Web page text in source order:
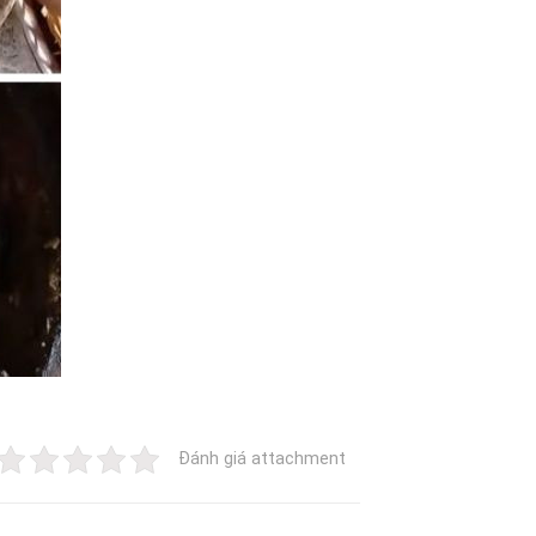
Đánh giá attachment